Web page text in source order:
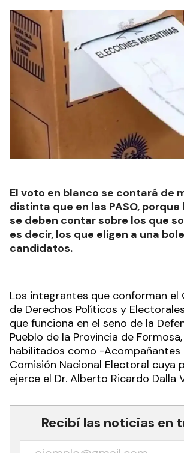
El voto en blanco se contará de
distinta que en las PASO,
se deben contar sobre los que
es decir, los que eligen a una
candidatos.
Los integrantes que conforman el
de Derechos Políticos y
que funciona en el seno de la
Pueblo de la Provincia de
habilitados como -
Comisión Nacional Electoral cuya
ejerce el Dr. Alberto Ricardo Dalla
Recibí las noticias en